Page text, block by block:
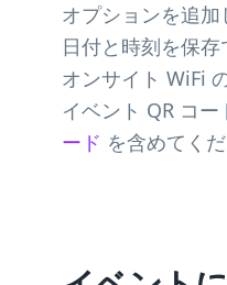
オプションを追
日付と時刻を保存
オンサイト WiFi
イベント QR コー
ード を含めてくだ